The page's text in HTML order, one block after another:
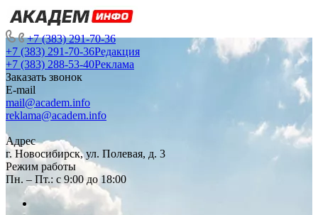
+7 (383) 291-70-36
+7 (383) 291-70-36Редакция
+7 (383) 288-53-40Реклама
Заказать звонок
E-mail
mail@academ.info
reklama@academ.info
Адрес
г. Новосибирск, ул. Полевая, д. 3
Режим работы
Пн. – Пт.: с 9:00 до 18:00